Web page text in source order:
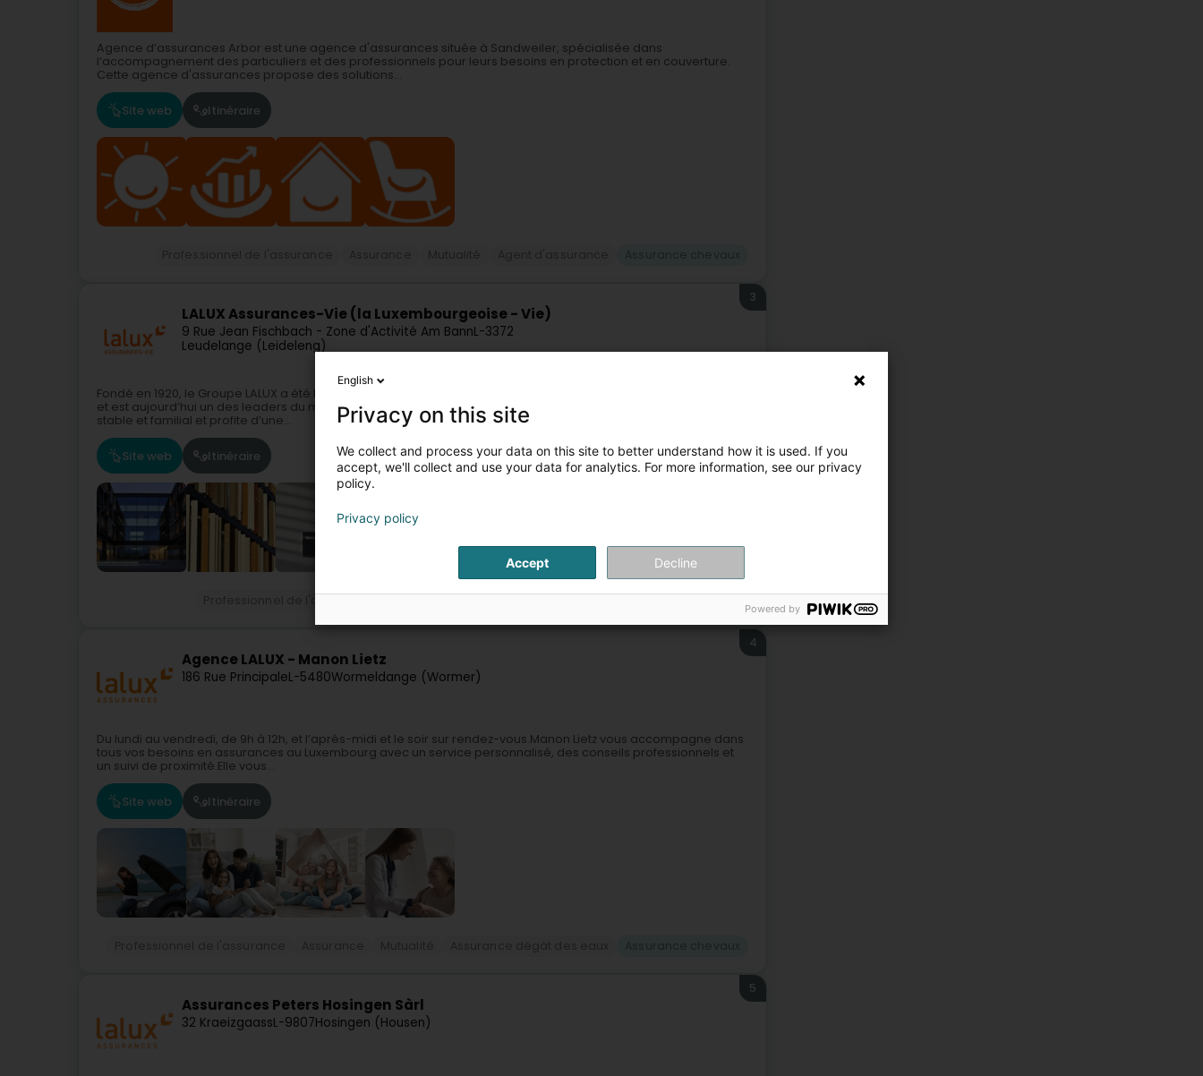
Agence d’assurances Arbor est une agence d'assurances située à Sandweiler, spécialisée dans
l’accompagnement des particuliers et des professionnels pour leurs besoins en protection et en couverture.
Cette agence d'assurances propose des solutions...
Site web Itinéraire
LALUX Assurances-Vie (la Luxembourgeoise - Vie)
9 Rue Jean Fischbach - Zone d'Activité Am BannL-3372
Leudelange (Leideleng)
3
Fondé en 1920, le Groupe LALUX a été la première compagnie d’assurance luxembourgeoise au Grand-Duché
et est aujourd’hui un des leaders du marché. Assureur toutes branches, le Groupe bénéficie d’un actionnariat
stable et familial et profite d’une...
Site web Itinéraire
Agence LALUX - Manon Lietz
186 Rue PrincipaleL-5480Wormeldange (Wormer)
4
Du lundi au vendredi, de 9h à 12h, et l’après-midi et le soir sur rendez-vous.Manon Lietz vous accompagne dans
tous vos besoins en assurances au Luxembourg avec un service personnalisé, des conseils professionnels et
un suivi de proximité.Elle vous...
Site web Itinéraire
Assurances Peters Hosingen Sàrl
32 KraeizgaassL-9807Hosingen (Housen)
5
English
Privacy on this site
We collect and process your data on this site to better understand how it is used. If you
accept, we'll collect and use your data for analytics. For more information, see our privacy
policy.
Privacy policy
Accept Decline
Powered by